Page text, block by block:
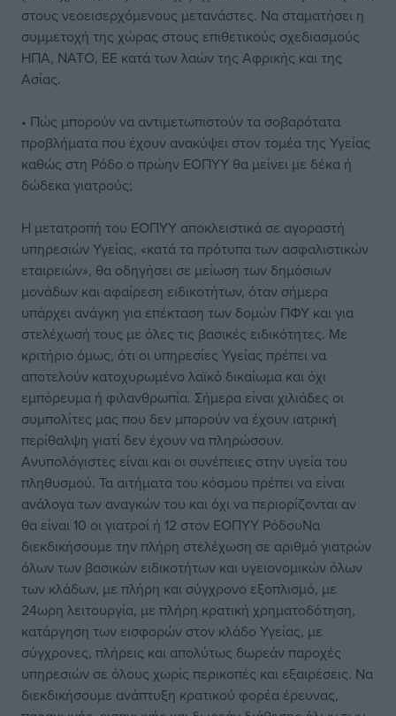
στους νεοεισερχόμενους μετανάστες. Να σταματήσει η
συμμετοχή της χώρας στους επιθετικούς σχεδιασμούς
ΗΠΑ, ΝΑΤΟ, ΕΕ κατά των λαών της Αφρικής και της
Ασίας.
• Πώς μπορούν να αντιμετωπιστούν τα σοβαρότατα
προβλήματα που έχουν ανακύψει στον τομέα της Υγείας
καθώς στη Ρόδο ο πρώην ΕΟΠΥΥ θα μείνει με δέκα ή
δώδεκα γιατρούς;
Η μετατροπή του ΕΟΠΥΥ αποκλειστικά σε αγοραστή
υπηρεσιών Υγείας, «κατά τα πρότυπα των ασφαλιστικών
εταιρειών», θα οδηγήσει σε μείωση των δημόσιων
μονάδων και αφαίρεση ειδικοτήτων, όταν σήμερα
υπάρχει ανάγκη για επέκταση των δομών ΠΦΥ και για
στελέχωσή τους με όλες τις βασικές ειδικότητες. Με
κριτήριο όμως, ότι οι υπηρεσίες Υγείας πρέπει να
αποτελούν κατοχυρωμένο λαϊκό δικαίωμα και όχι
εμπόρευμα ή φιλανθρωπία. Σήμερα είναι χιλιάδες οι
συμπολίτες μας που δεν μπορούν να έχουν ιατρική
περίθαλψη γιατί δεν έχουν να πληρώσουν.
Ανυπολόγιστες είναι και οι συνέπειες στην υγεία του
πληθυσμού. Τα αιτήματα του κόσμου πρέπει να είναι
ανάλογα των αναγκών του και όχι να περιορίζονται αν
θα είναι 10 οι γιατροί ή 12 στον ΕΟΠΥΥ ΡόδουΝα
διεκδικήσουμε την πλήρη στελέχωση σε αριθμό γιατρών
όλων των βασικών ειδικοτήτων και υγειονομικών όλων
των κλάδων, με πλήρη και σύγχρονο εξοπλισμό, με
24ωρη λειτουργία, με πλήρη κρατική χρηματοδότηση,
κατάργηση των εισφορών στον κλάδο Υγείας, με
σύγχρονες, πλήρεις και απολύτως δωρεάν παροχές
υπηρεσιών σε όλους χωρίς περικοπές και εξαιρέσεις. Να
διεκδικήσουμε ανάπτυξη κρατικού φορέα έρευνας,